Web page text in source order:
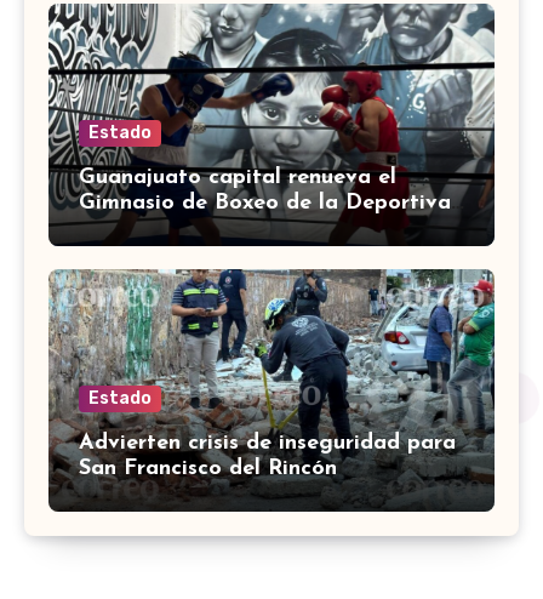
Estado
Guanajuato capital renueva el
Gimnasio de Boxeo de la Deportiva
Torres Landa
Estado
Advierten crisis de inseguridad para
San Francisco del Rincón